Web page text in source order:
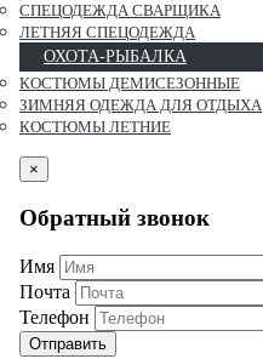
СПЕЦОДЕЖДА СВАРЩИКА
ЛЕТНЯЯ СПЕЦОДЕЖДА
ОХОТА-РЫБАЛКА
КОСТЮМЫ ДЕМИСЕЗОННЫЕ
ЗИМНЯЯ ОДЕЖДА ДЛЯ ОТДЫХА
КОСТЮМЫ ЛЕТНИЕ
×
Обратный звонок
Имя
Почта
Телефон
Отправить